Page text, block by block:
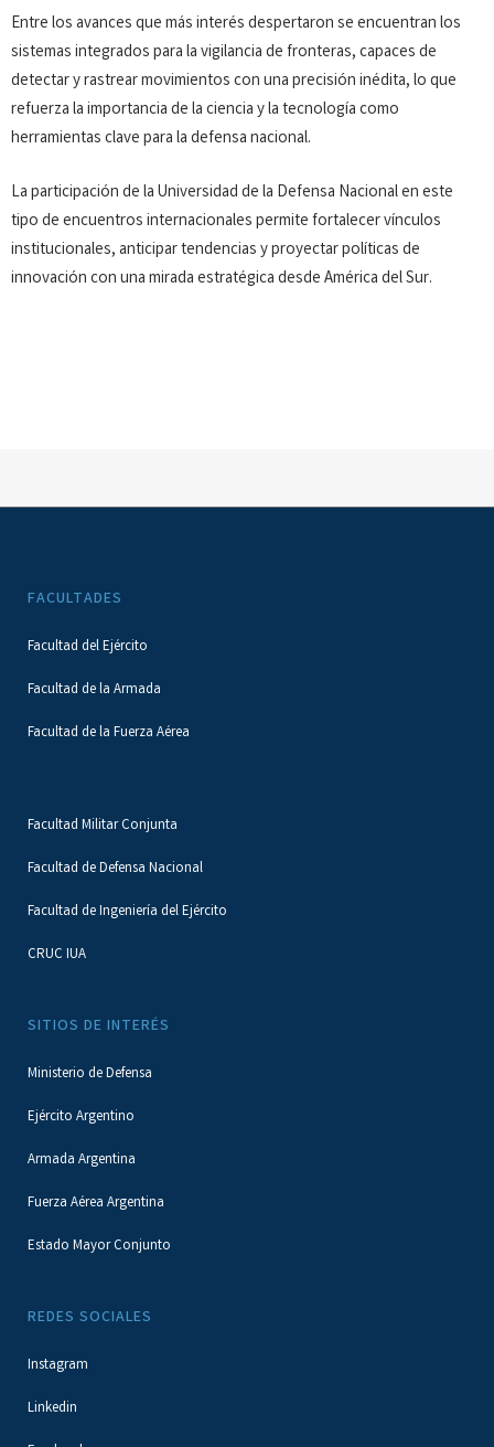
Entre los avances que más interés despertaron se encuentran los
sistemas integrados para la vigilancia de fronteras, capaces de
detectar y rastrear movimientos con una precisión inédita, lo que
refuerza la importancia de la ciencia y la tecnología como
herramientas clave para la defensa nacional.
La participación de la Universidad de la Defensa Nacional en este
tipo de encuentros internacionales permite fortalecer vínculos
institucionales, anticipar tendencias y proyectar políticas de
innovación con una mirada estratégica desde América del Sur.
FACULTADES
Facultad del Ejército
Facultad de la Armada
Facultad de la Fuerza Aérea
Facultad Militar Conjunta
Facultad de Defensa Nacional
Facultad de Ingeniería del Ejército
CRUC IUA
SITIOS DE INTERÉS
Ministerio de Defensa
Ejército Argentino
Armada Argentina
Fuerza Aérea Argentina
Estado Mayor Conjunto
REDES SOCIALES
Instagram
Linkedin